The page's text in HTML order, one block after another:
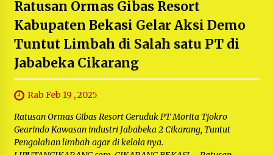
Ratusan Ormas Gibas Resort
Kabupaten Bekasi Gelar Aksi Demo
Tuntut Limbah di Salah satu PT di
Jababeka Cikarang
Rab Feb 19 , 2025
Ratusan Ormas Gibas Resort Geruduk PT Morita Tjokro
Gearindo Kawasan industri Jababeka 2 Cikarang, Tuntut
Pengolahan limbah agar di kelola nya.